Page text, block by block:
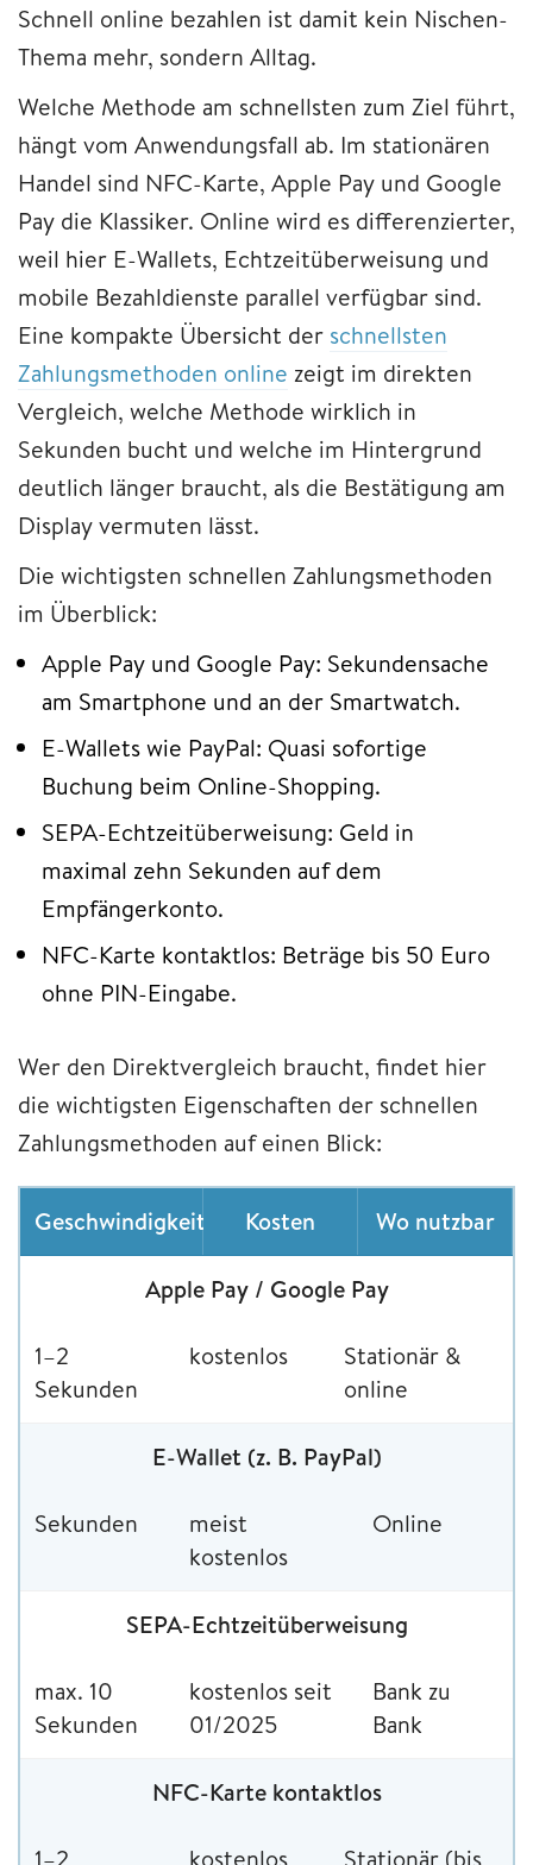
Schnell online bezahlen ist damit kein Nischen-
Thema mehr, sondern Alltag.
Welche Methode am schnellsten zum Ziel führt,
hängt vom Anwendungsfall ab. Im stationären
Handel sind NFC-Karte, Apple Pay und Google
Pay die Klassiker. Online wird es differenzierter,
weil hier E-Wallets, Echtzeitüberweisung und
mobile Bezahldienste parallel verfügbar sind.
Eine kompakte Übersicht der schnellsten
Zahlungsmethoden online zeigt im direkten
Vergleich, welche Methode wirklich in
Sekunden bucht und welche im Hintergrund
deutlich länger braucht, als die Bestätigung am
Display vermuten lässt.
Die wichtigsten schnellen Zahlungsmethoden
im Überblick:
Apple Pay und Google Pay: Sekundensache
am Smartphone und an der Smartwatch.
E-Wallets wie PayPal: Quasi sofortige
Buchung beim Online-Shopping.
SEPA-Echtzeitüberweisung: Geld in
maximal zehn Sekunden auf dem
Empfängerkonto.
NFC-Karte kontaktlos: Beträge bis 50 Euro
ohne PIN-Eingabe.
Wer den Direktvergleich braucht, findet hier
die wichtigsten Eigenschaften der schnellen
Zahlungsmethoden auf einen Blick:
Geschwindigkeit Kosten Wo nutzbar
Apple Pay / Google Pay
1–2
Sekunden
kostenlos
Stationär &
online
E-Wallet (z. B. PayPal)
Sekunden
meist
kostenlos
Online
SEPA-Echtzeitüberweisung
max. 10
Sekunden
kostenlos seit
01/2025
Bank zu
Bank
NFC-Karte kontaktlos
1–2 kostenlos Stationär (bis